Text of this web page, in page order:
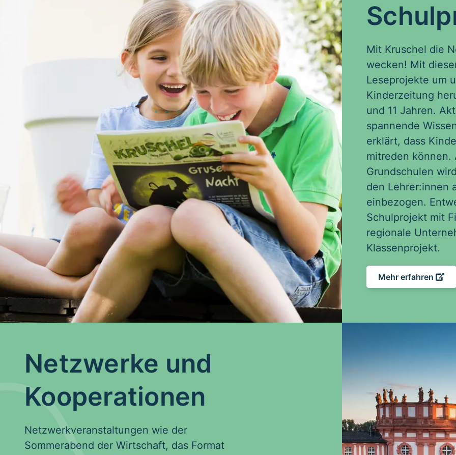
Mit Kruschel die
wecken! Mit
Leseprojekte um
Kinderzeitung
und 11 Jahren.
spannende
erklärt, dass
mitreden können.
Grundschulen
den Lehrer:innen
einbezogen.
Schulprojekt mit
regionale
Klassenprojekt.
Mehr erfahren
Netzwerke und
Kooperationen
Netzwerkveranstaltungen wie der
Sommerabend der Wirtschaft, das Format